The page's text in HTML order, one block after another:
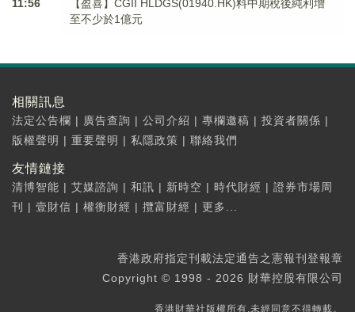
11:56
【盈喜】CGII HLDGS(01940.HK)料中期稅後純利增
至不少於1億元
相關訊息
法定公告欄 | 廣告查詢 | 公司介紹 | 專欄邀稿 | 投資者關係 |
版權聲明 | 重要聲明 | 私隱政策 | 聯絡我們
友情鏈接
清博智能 | 艾媒諮詢 | 和訊 | 新時空 | 時代財經 | 證券市場周
刊
| 壹財信 | 權衡財經 | 攬富財經 | 更多...
香港政府指定刊載法定通告之憲報刊登報章
Copyright © 1998 - 2026 財華控股有限公司
香港財華社版權所有,未經同意不得轉載。